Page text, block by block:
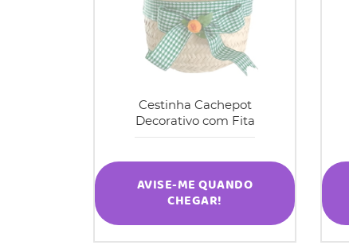
Cestinha Cachepot
Decorativo com Fita
AVISE-ME QUANDO
CHEGAR!